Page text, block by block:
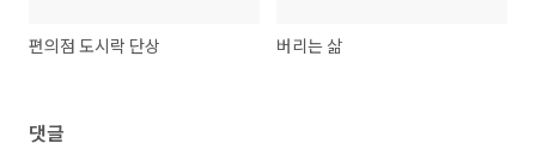
편의점 도시락 단상 버리는 삶
댓글